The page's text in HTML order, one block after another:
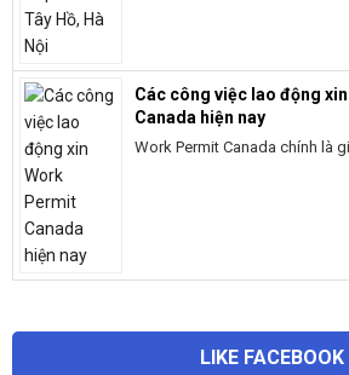
Các công việc lao động
Canada hiện nay
Work Permit Canada chính là
LIKE FACEBOOK